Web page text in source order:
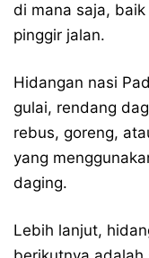
di mana saja,
pinggir jalan.
Hidangan nasi
gulai, rendang
rebus, goreng,
yang
daging.
Lebih lanjut,